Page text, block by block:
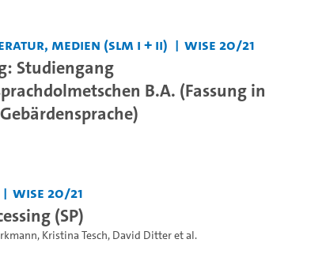
Medien (SLM I + II) WiSe 20/21
Studiengang
B.A. (Fassung in
WiSe 20/21
(SP)
, Kristina Tesch, David Ditteret al.